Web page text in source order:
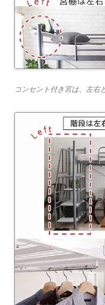
コンセント付き宮は、左右